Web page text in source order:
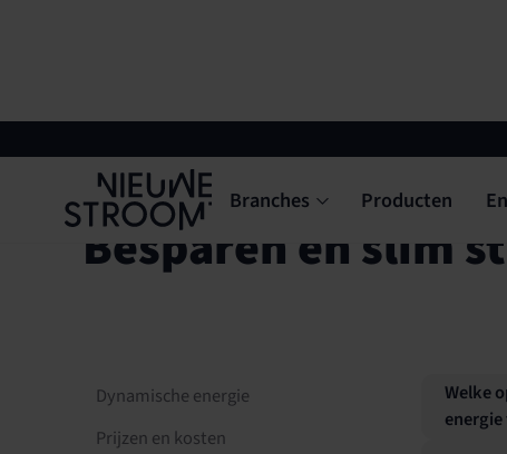
Branches Producten
Support
Besparen en slim
Dynamische energie
Prijzen en kosten
Welke